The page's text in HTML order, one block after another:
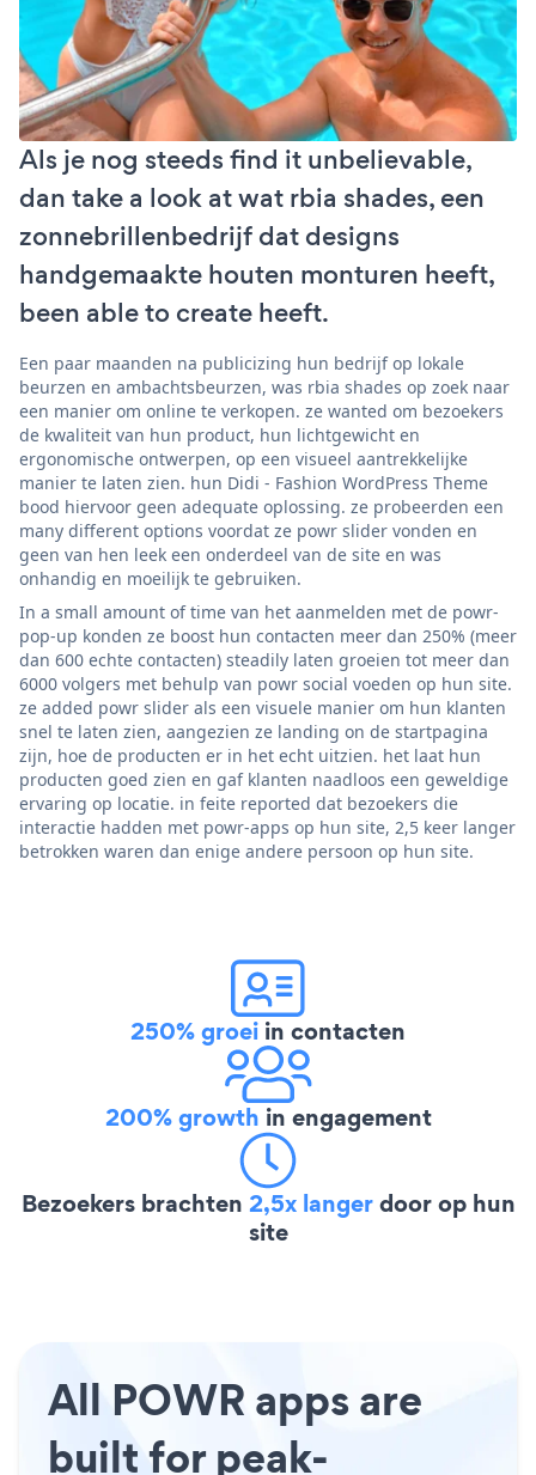
Als je nog steeds find it unbelievable,
dan take a look at wat rbia shades, een
zonnebrillenbedrijf dat designs
handgemaakte houten monturen heeft,
been able to create heeft.
Een paar maanden na publicizing hun bedrijf op lokale
beurzen en ambachtsbeurzen, was rbia shades op zoek naar
een manier om online te verkopen. ze wanted om bezoekers
de kwaliteit van hun product, hun lichtgewicht en
ergonomische ontwerpen, op een visueel aantrekkelijke
manier te laten zien. hun Didi - Fashion WordPress Theme
bood hiervoor geen adequate oplossing. ze probeerden een
many different options voordat ze powr slider vonden en
geen van hen leek een onderdeel van de site en was
onhandig en moeilijk te gebruiken.
In a small amount of time van het aanmelden met de powr-
pop-up konden ze boost hun contacten meer dan 250% (meer
dan 600 echte contacten) steadily laten groeien tot meer dan
6000 volgers met behulp van powr social voeden op hun site.
ze added powr slider als een visuele manier om hun klanten
snel te laten zien, aangezien ze landing on de startpagina
zijn, hoe de producten er in het echt uitzien. het laat hun
producten goed zien en gaf klanten naadloos een geweldige
ervaring op locatie. in feite reported dat bezoekers die
interactie hadden met powr-apps op hun site, 2,5 keer langer
betrokken waren dan enige andere persoon op hun site.
250% groei in contacten
200% growth in engagement
Bezoekers brachten 2,5x langerdoor op hun
site
All POWR apps are
built for peak-